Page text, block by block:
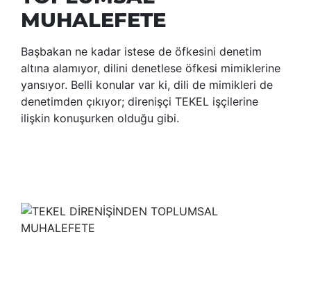
MUHALEFETE
Başbakan ne kadar istese de öfkesini denetim
altına alamıyor, dilini denetlese öfkesi mimiklerine
yansıyor. Belli konular var ki, dili de mimikleri de
denetimden çıkıyor; direnişçi TEKEL işçilerine
ilişkin konuşurken olduğu gibi.